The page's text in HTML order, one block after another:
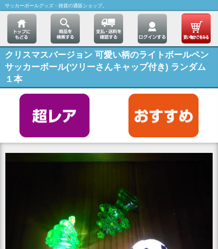
サッカーボールグッズ・雑貨の通販ショップ。
クリスマスバージョン 可愛い柄のライトボールペン
サッカーボール(ツリーさんキャップ付き) ランダム
１本